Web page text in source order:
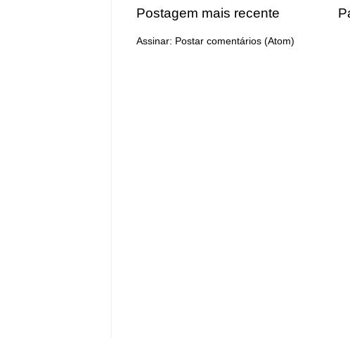
Postagem mais recente
Assinar: Postar comentários (Atom)